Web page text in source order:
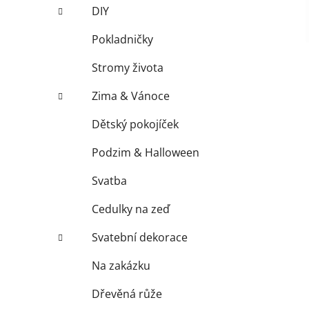
p
l
DIY
Pokladničky
Stromy života
Zima & Vánoce
Dětský pokojíček
Podzim & Halloween
Svatba
Cedulky na zeď
Svatební dekorace
Na zakázku
Dřevěná růže